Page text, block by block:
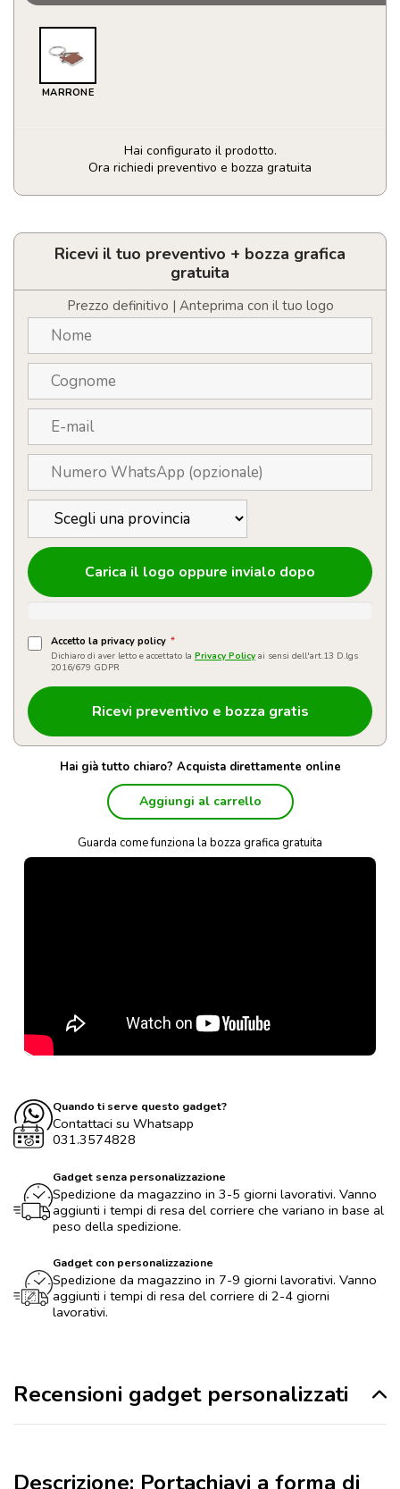
MARRONE
Hai configurato il prodotto.
Ora richiedi preventivo e bozza gratuita
Portachiavi
forma
quantità
Ricevi il tuo preventivo + bozza grafica
gratuita
Prezzo definitivo | Anteprima con il tuo logo
Carica il logo oppure invialo dopo
Accetto la privacy policy *
Dichiaro di aver letto e accettato la Privacy Policy ai sensi dell'art.13 D.lgs
2016/679 GDPR
Hai già tutto chiaro? Acquista direttamente online
Aggiungi al carrello
Guarda come funziona la bozza grafica gratuita
Quando ti serve questo gadget?
Contattaci su Whatsapp
031.3574828
Gadget senza personalizzazione
Spedizione da magazzino in 3-5 giorni lavorativi. Vanno
aggiunti i tempi di resa del corriere che variano in base al
peso della spedizione.
Gadget con personalizzazione
Spedizione da magazzino in 7-9 giorni lavorativi. Vanno
aggiunti i tempi di resa del corriere di 2-4 giorni
lavorativi.
Recensioni gadget personalizzati
Descrizione: Portachiavi a forma di